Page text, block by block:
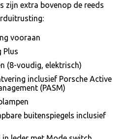
zijn extra bovenop de reeds
vooraan
Plus
(8-voudig, elektrisch)
inclusief Porsche Active
(PASM)
buitenspiegels inclusief